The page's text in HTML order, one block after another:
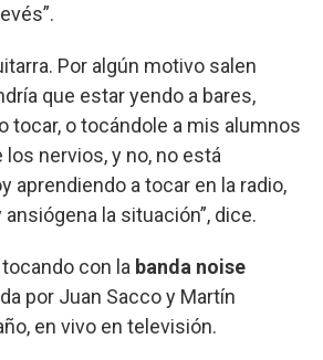
Por algún motivo salen
que estar yendo a bares,
tocar, o tocándole a mis alumnos
los nervios, y no, no está
aprendiendo a tocar en la radio,
la situación”, dice.
con la banda noise
por Juan Sacco y Martín
en vivo en televisión.